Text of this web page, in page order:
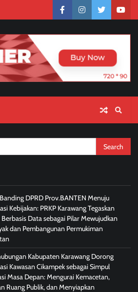
facebookinstagramtwitter
DPRD Prov.BANTEN Menuju
Kebijakan: PRKP Karawang Tegaskan
Data sebagai Pilar Mewujudkan
dan Pembangunan Permukiman
Kabupaten Karawang Dorong
Kawasan Cikampek sebagai Simpul
Masa Depan: Mengurai Kemacetan,
Ruang Publik, dan Menyiapkan